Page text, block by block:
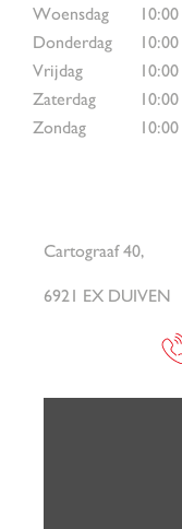
Woensdag
10:00
Donderdag
10:00
Vrijdag
10:00
Zaterdag
10:00
Zondag
10:00
Cartograaf 40,
6921 EX DUIVEN